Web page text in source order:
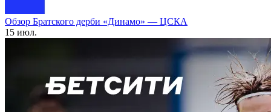
Обзор Братского дерби «Динамо» — ЦСКА
15 июл.